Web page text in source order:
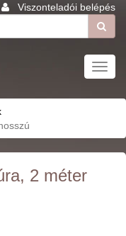
Viszonteladói belépés
2 méter